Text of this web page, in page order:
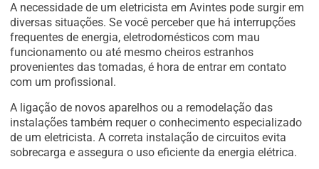
A necessidade de um eletricista em Avintes pode surgir em
diversas situações. Se você perceber que há interrupções
frequentes de energia, eletrodomésticos com mau
funcionamento ou até mesmo cheiros estranhos
provenientes das tomadas, é hora de entrar em contato
com um profissional.
A ligação de novos aparelhos ou a remodelação das
instalações também requer o conhecimento especializado
de um eletricista. A correta instalação de circuitos evita
sobrecarga e assegura o uso eficiente da energia elétrica.